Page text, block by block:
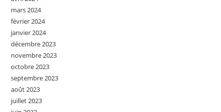
mars 2024
février 2024
janvier 2024
décembre 2023
novembre 2023
octobre 2023
septembre 2023
août 2023
juillet 2023